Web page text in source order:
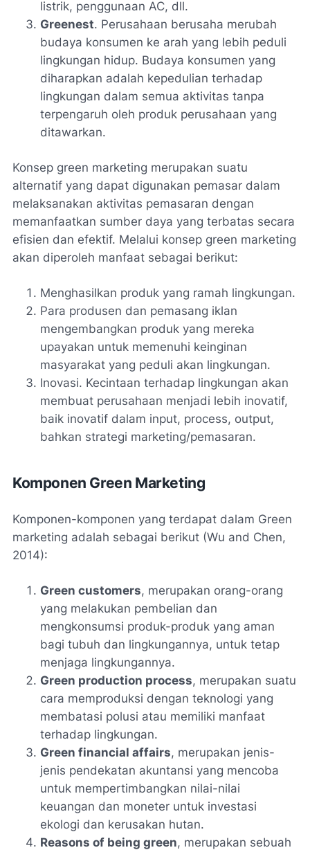
listrik, penggunaan AC, dll.
Greenest. Perusahaan berusaha merubah
budaya konsumen ke arah yang lebih peduli
lingkungan hidup. Budaya konsumen yang
diharapkan adalah kepedulian terhadap
lingkungan dalam semua aktivitas tanpa
terpengaruh oleh produk perusahaan yang
ditawarkan.
Konsep green marketing merupakan suatu
alternatif yang dapat digunakan pemasar dalam
melaksanakan aktivitas pemasaran dengan
memanfaatkan sumber daya yang terbatas secara
efisien dan efektif. Melalui konsep green marketing
akan diperoleh manfaat sebagai berikut:
Menghasilkan produk yang ramah lingkungan.
Para produsen dan pemasang iklan
mengembangkan produk yang mereka
upayakan untuk memenuhi keinginan
masyarakat yang peduli akan lingkungan.
Inovasi. Kecintaan terhadap lingkungan akan
membuat perusahaan menjadi lebih inovatif,
baik inovatif dalam input, process, output,
bahkan strategi marketing/pemasaran.
Komponen Green Marketing
Komponen-komponen yang terdapat dalam Green
marketing adalah sebagai berikut (Wu and Chen,
2014):
Green customers, merupakan orang-orang
yang melakukan pembelian dan
mengkonsumsi produk-produk yang aman
bagi tubuh dan lingkungannya, untuk tetap
menjaga lingkungannya.
Green production process, merupakan suatu
cara memproduksi dengan teknologi yang
membatasi polusi atau memiliki manfaat
terhadap lingkungan.
Green financial affairs, merupakan jenis-
jenis pendekatan akuntansi yang mencoba
untuk mempertimbangkan nilai-nilai
keuangan dan moneter untuk investasi
ekologi dan kerusakan hutan.
Reasons of being green, merupakan sebuah